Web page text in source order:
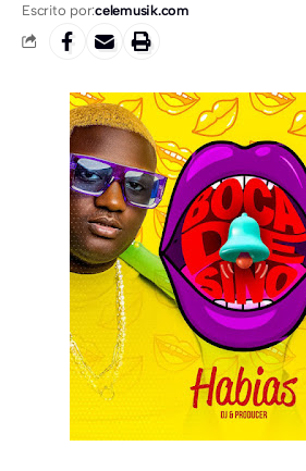
Escrito por:celemusik.com